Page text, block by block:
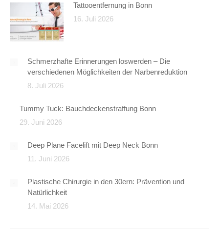
Tattooentfernung in Bonn
16. Juli 2026
Schmerzhafte Erinnerungen loswerden – Die
verschiedenen Möglichkeiten der Narbenreduktion
8. Juli 2026
Tummy Tuck: Bauchdeckenstraffung Bonn
29. Juni 2026
Deep Plane Facelift mit Deep Neck Bonn
11. Juni 2026
Plastische Chirurgie in den 30ern: Prävention und
Natürlichkeit
14. Mai 2026